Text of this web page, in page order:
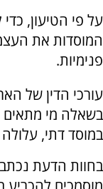
על פי הטיעון, כדי
המוסדות את
פנימיות.
עורכי הדין של
בשאלה מי מתאים
במוסד דתי,
בחוות הדעת